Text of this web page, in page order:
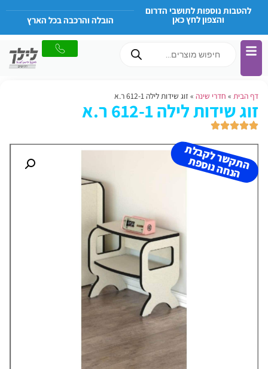
להטבות נוספות לתושבי הדרום
והצפון לחץ כאן הובלה והרכבה בכל הארץ
דף הבית » חדרי שינה » זוג שידות לילה 612-1 ר.א
זוג שידות לילה 612-1 ר.א
ה
ת
ק
ש
ר
ל
ק
ב
ל
ת
הנ
ח
ה נו
ס
פ
ת